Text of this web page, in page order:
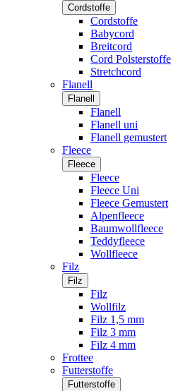
Cordstoffe
Cordstoffe
Babycord
Breitcord
Cord Polsterstoffe
Stretchcord
Flanell
Flanell
Flanell
Flanell uni
Flanell gemustert
Fleece
Fleece
Fleece
Fleece Uni
Fleece Gemustert
Alpenfleece
Baumwollfleece
Teddyfleece
Wollfleece
Filz
Filz
Filz
Wollfilz
Filz 1,5 mm
Filz 3 mm
Filz 4 mm
Frottee
Futterstoffe
Futterstoffe